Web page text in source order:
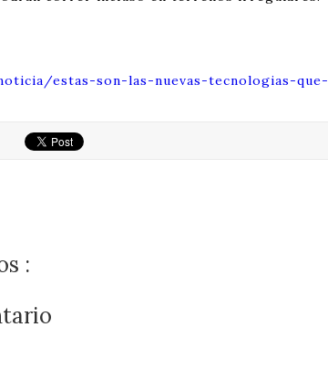
estas-son-las-nuevas-tecnologias-que-
: